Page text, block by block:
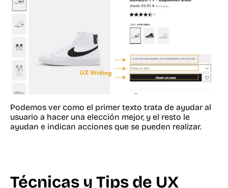
Podemos ver como el primer texto trata de ayudar al
usuario a hacer una elección mejor, y el resto le
ayudan e indican acciones que se pueden realizar.
Técnicas y Tips de UX